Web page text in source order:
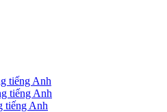
tiếng Anh
tiếng Anh
tiếng Anh